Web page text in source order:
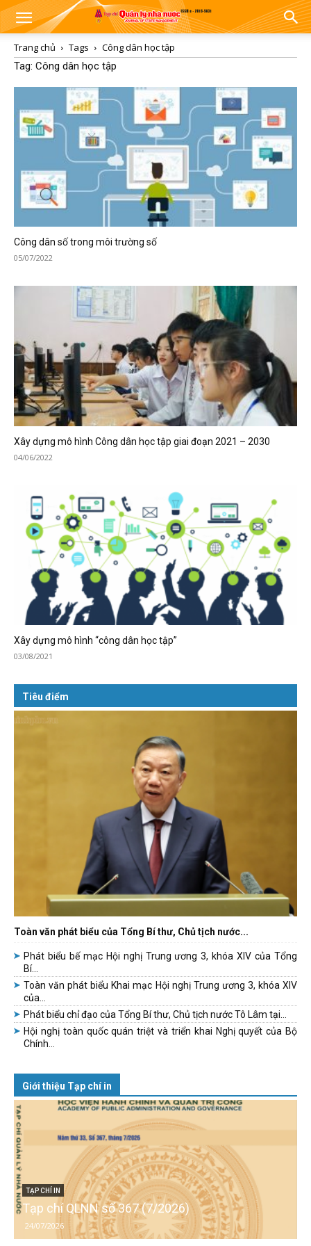
Trang chủ Tags
Công dân học tập
Tag: Công dân học tập
Công dân số trong môi trường số
05/07/2022
Xây dựng mô hình Công dân học tập giai đoạn 2021 – 2030
04/06/2022
Xây dựng mô hình “công dân học tập”
03/08/2021
Tiêu điểm
Toàn văn phát biểu của Tổng Bí thư, Chủ tịch nước...
Phát biểu bế mạc Hội nghị Trung ương 3, khóa XIV của Tổng
Bí...
Toàn văn phát biểu Khai mạc Hội nghị Trung ương 3, khóa XIV
của...
Phát biểu chỉ đạo của Tổng Bí thư, Chủ tịch nước Tô Lâm tại...
Hội nghị toàn quốc quán triệt và triển khai Nghị quyết của Bộ
Chính...
Giới thiệu Tạp chí in
TẠP CHÍ IN
Tạp chí QLNN số 367 (7/2026)
24/07/2026